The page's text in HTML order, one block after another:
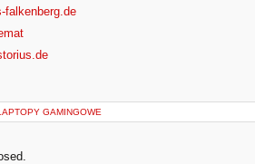
falkenberg.de
GAMINGOWE